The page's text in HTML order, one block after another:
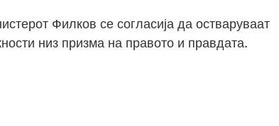
Филков се согласија да остваруваат
низ призма на правото и правдата.